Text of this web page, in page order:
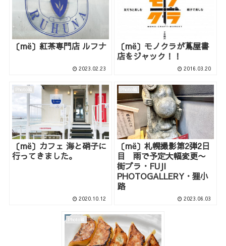
〔më〕紅茶専門店 ルフナ
2023.02.23
〔më〕モノクラが蔦屋書
店をジャック！！
2016.03.20
Photo箱
〔më〕カフェ 海と硝子に
行ってきました。
2020.10.12
Photo箱
〔më〕札幌撮影第2弾2日
目 雨で予定大幅変更〜
街ブラ・FUJI
PHOTOGALLERY・狸小
路
2023.06.03
Photo箱